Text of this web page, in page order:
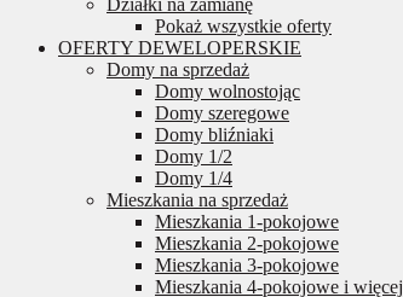
Działki na zamianę
Pokaż wszystkie oferty
OFERTY DEWELOPERSKIE
Domy na sprzedaż
Domy wolnostojąc
Domy szeregowe
Domy bliźniaki
Domy 1/2
Domy 1/4
Mieszkania na sprzedaż
Mieszkania 1-pokojowe
Mieszkania 2-pokojowe
Mieszkania 3-pokojowe
Mieszkania 4-pokojowe i więcej